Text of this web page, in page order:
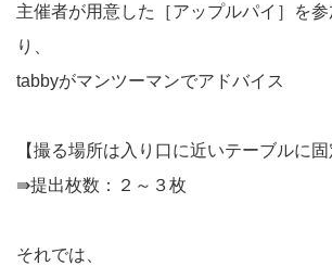
主催者が用意した［アップルパイ］を
り、
tabbyがマンツーマンでアドバイス
【撮る場所は入り口に近いテーブルに固
⇛提出枚数：２～３枚
それでは、